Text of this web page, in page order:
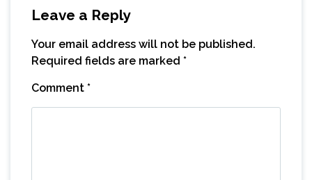
Leave a Reply
Your email address will not be published.
Required fields are marked *
Comment *